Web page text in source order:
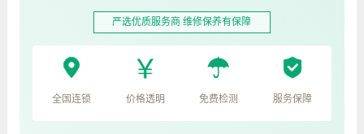
严选优质服务商 维修保养有保障
全国连锁 价格透明 免费检测 服务保障